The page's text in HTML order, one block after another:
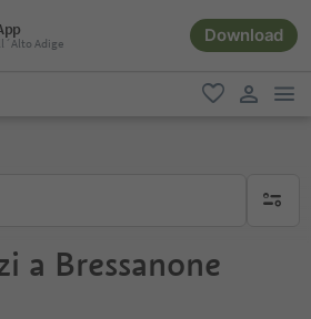
Adige Download
favoriti
a Bressanone